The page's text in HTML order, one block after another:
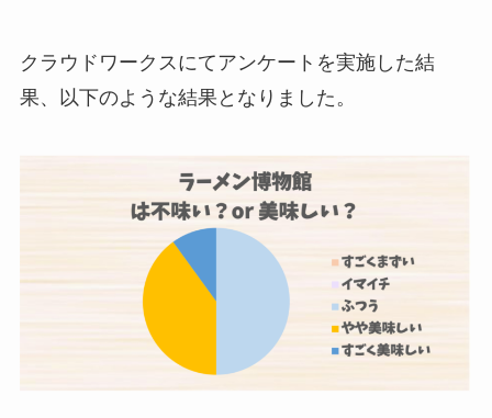
クラウドワークスにてアンケートを実施した結
果、以下のような結果となりました。